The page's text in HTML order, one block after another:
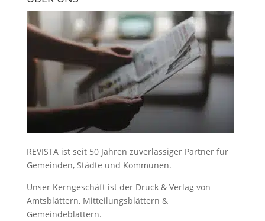
REVISTA ist seit 50 Jahren zuverlässiger Partner für
Gemeinden, Städte und Kommunen.
Unser Kerngeschäft ist der Druck & Verlag von
Amtsblättern, Mitteilungsblättern &
Gemeindeblättern.